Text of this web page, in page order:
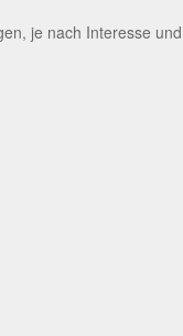
je nach Interesse und